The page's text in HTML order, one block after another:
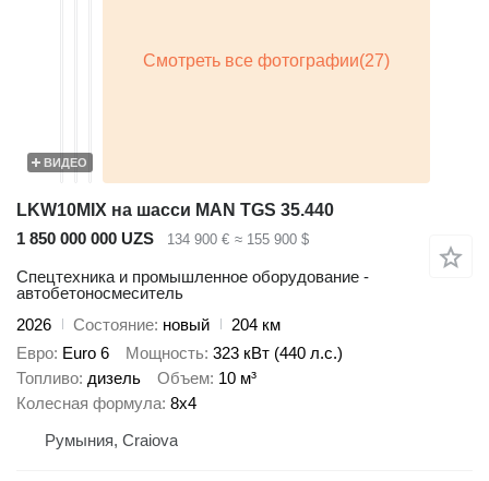
ВИДЕО
LKW10MIX на шасси MAN TGS 35.440
1 850 000 000 UZS
134 900 € ≈ 155 900 $
Спецтехника и промышленное оборудование -
автобетоносмеситель
2026
Состояние новый
204 км
Евро Euro 6 Мощность 323 кВт (440 л.с.)
Топливо дизель Объем 10 м³
Колесная формула 8x4
Румыния, Craiova